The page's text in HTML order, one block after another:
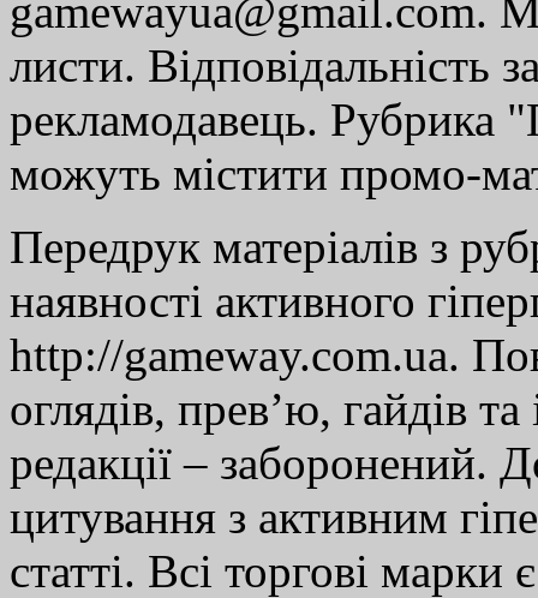
gamewayua@gmail.com.
листи. Відповідальність
рекламодавець. Рубрика
можуть містити промо-
Передрук матеріалів з
наявності активного
http://gameway.com.ua.
оглядів, прев’ю, гайдів
редакції – заборонений.
цитування з активним
статті. Всі торгові марки